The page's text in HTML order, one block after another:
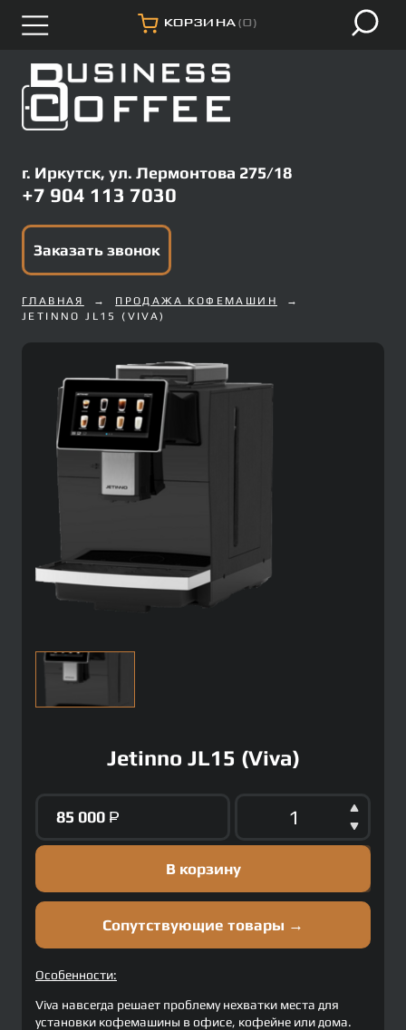
КОРЗИНА(0)
г. Иркутск, ул. Лермонтова 275/18
+7 904 113 7030
Заказать звонок
ГЛАВНАЯ
ПРОДАЖА КОФЕМАШИН
JETINNO JL15 (VIVA)
Jetinno JL15 (Viva)
85 000 Р
В корзину
Сопутствующие товары →
Особенности:
Viva навсегда решает проблему нехватки места для
установки кофемашины в офисе, кофейне или дома.